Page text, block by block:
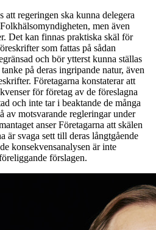
att regeringen ska kunna delegera
men även
Det kan finnas praktiska skäl för
som fattas på sådan
och bör ytterst kunna ställas
på deras ingripande natur, även
Företagarna konstaterar att
för företag av de föreslagna
och inte tar i beaktande de många
av motsvarande regleringar under
anser Företagarna att skälen
är svaga sett till deras långtgående
konsekvensanalysen är inte
förslagen.